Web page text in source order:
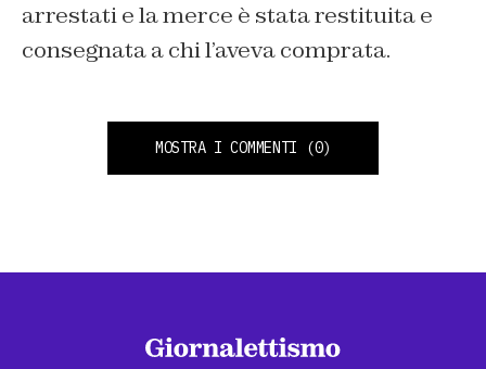
arrestati e la merce è stata restituita e
consegnata a chi l’aveva comprata.
MOSTRA I COMMENTI (0)